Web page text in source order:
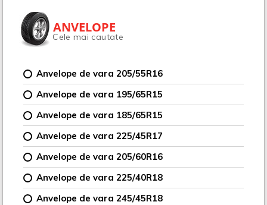
ANVELOPE
Cele mai cautate
Anvelope de vara 205/55R16
Anvelope de vara 195/65R15
Anvelope de vara 185/65R15
Anvelope de vara 225/45R17
Anvelope de vara 205/60R16
Anvelope de vara 225/40R18
Anvelope de vara 245/45R18